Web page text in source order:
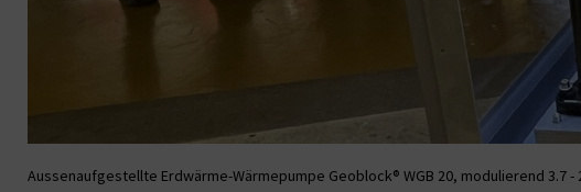
Aussenaufgestellte Erdwärme-Wärmepumpe Geoblock® WGB 20, modulierend 3.7 -